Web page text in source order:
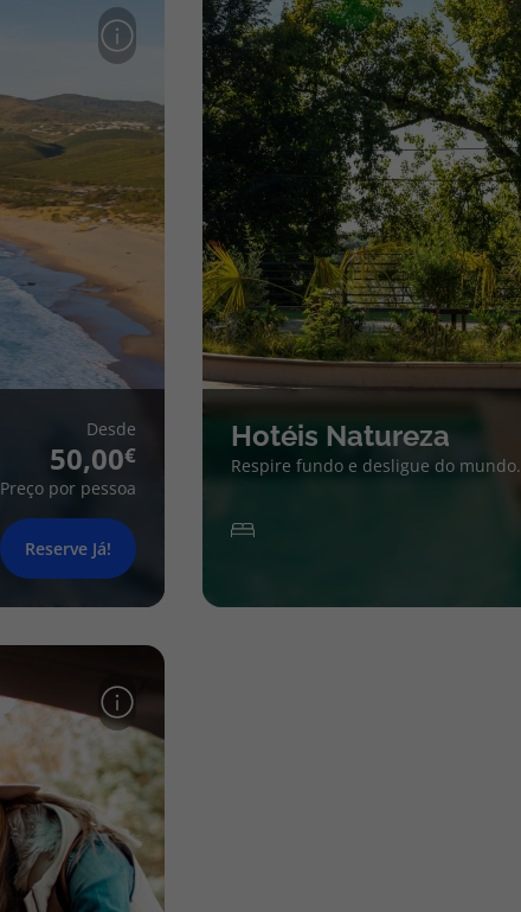
Desde
50,00
Preço por pessoa
Reserve Já!
Hotéis Natureza
Respire fundo e desligue do mundo.